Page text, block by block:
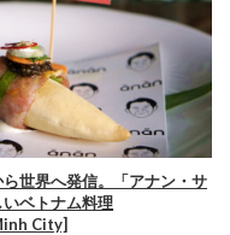
世界へ発信。「アナン・サ
ベトナム料理
City]